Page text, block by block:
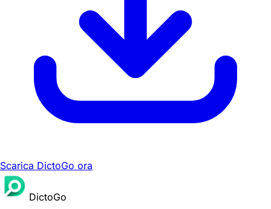
Scarica DictoGo ora
DictoGo